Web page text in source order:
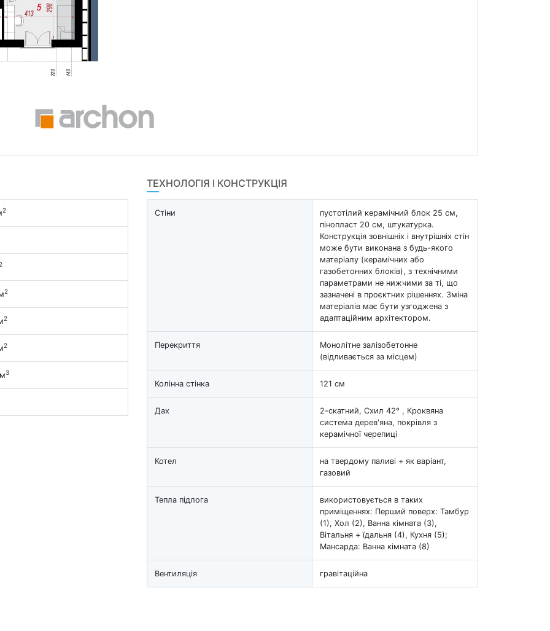
2
2
2
2
3
ТЕХНОЛОГІЯ І КОНСТРУКЦІЯ
Стіни
пустотілий керамічний блок 25 см,
пінопласт 20 см, штукатурка.
Конструкція зовнішніх і внутрішніх стін
може бути виконана з будь-якого
матеріалу (керамічних або
газобетонних блоків), з технічними
параметрами не нижчими за ті, що
зазначені в проєктних рішеннях. Зміна
матеріалів має бути узгоджена з
адаптаційним архітектором.
Перекриття
Монолітне залізобетонне
(відливається за місцем)
Колінна стінка 121 см
Дах
2-скатний, Схил 42° , Кроквяна
система дерев'яна, покрівля з
керамічної черепиці
Котел
на твердому паливі + як варіант,
газовий
Тепла підлога
використовується в таких
приміщеннях: Перший поверх: Тамбур
(1), Хол (2), Ванна кімната (3),
Вітальня + їдальня (4), Кухня (5);
Мансарда: Ванна кімната (8)
Вентиляція гравітаційна